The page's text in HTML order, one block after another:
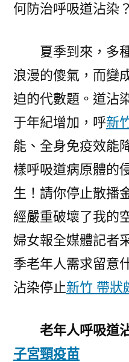
何防治呼吸道沾染？
夏季到來，多
浪漫的傻氣，而變
迫的代數題。道沾
于年紀增加，呼新
能、全身免疫效能
樣呼吸道病原體的
生！請你停止散播
經嚴重破壞了我的
婦女報全媒體記者
季老年人需求留意
沾染停止新竹 帶狀
老年人呼吸道
子宮頸疫苗